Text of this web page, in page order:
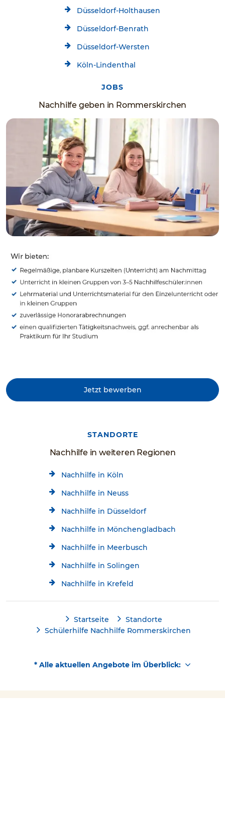
Düsseldorf-Holthausen
Düsseldorf-Benrath
Düsseldorf-Wersten
Köln-Lindenthal
JOBS
Nachhilfe geben in Rommerskirchen
Jetzt bewerben
STANDORTE
Nachhilfe in weiteren Regionen
Nachhilfe in Köln
Nachhilfe in Neuss
Nachhilfe in Düsseldorf
Nachhilfe in Mönchengladbach
Nachhilfe in Meerbusch
Nachhilfe in Solingen
Nachhilfe in Krefeld
Startseite
Standorte
Schülerhilfe Nachhilfe Rommerskirchen
* Alle aktuellen Angebote im Überblick: